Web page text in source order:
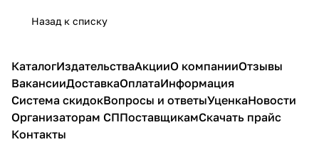
Назад к списку
КаталогИздательстваАкцииО компанииОтзывы
ВакансииДоставкаОплатаИнформация
Система скидокВопросы и ответыУценкаНовости
Организаторам СППоставщикамСкачать прайс
Контакты